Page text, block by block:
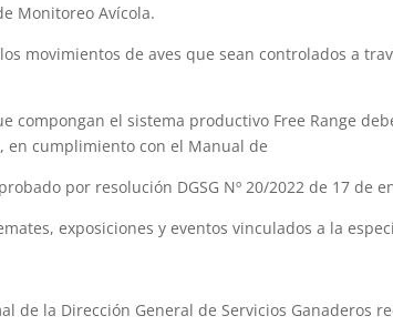
Monitoreo Avícola.
movimientos de aves que sean controlados a
compongan el sistema productivo Free Range
en cumplimiento con el Manual de
por resolución DGSG Nº 20/2022 de 17 de
exposiciones y eventos vinculados a la
de la Dirección General de Servicios Ganaderos